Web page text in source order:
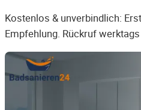
Kostenlos & unverbindlich:
Empfehlung. Rückruf